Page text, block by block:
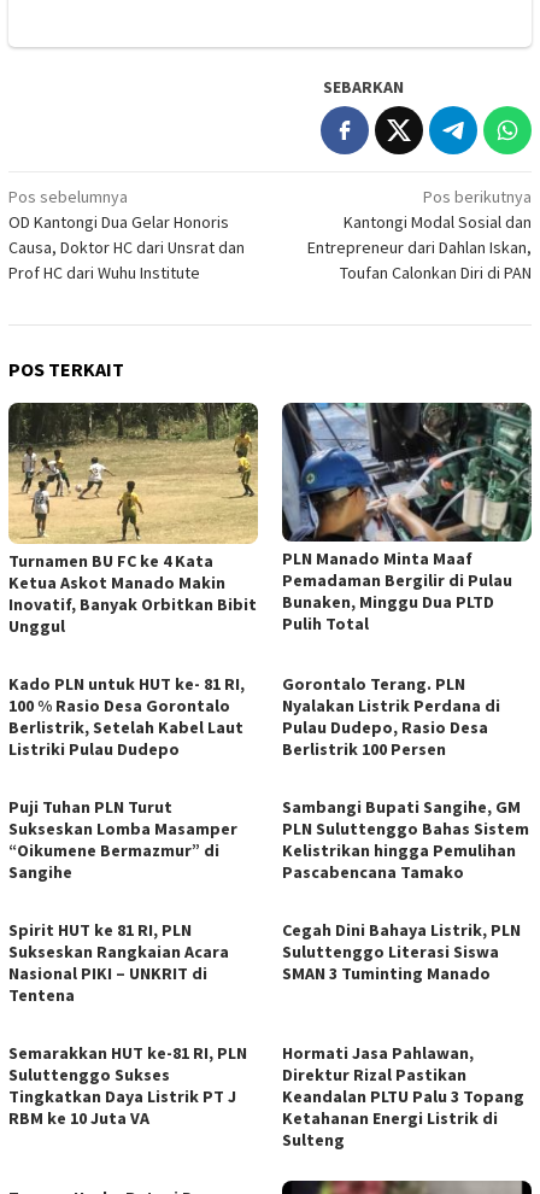
SEBARKAN
Navigasi
pos
Pos sebelumnya
OD Kantongi Dua Gelar Honoris
Causa, Doktor HC dari Unsrat dan
Prof HC dari Wuhu Institute
Pos berikutnya
Kantongi Modal Sosial dan
Entrepreneur dari Dahlan Iskan,
Toufan Calonkan Diri di PAN
POS TERKAIT
Turnamen BU FC ke 4 Kata
Ketua Askot Manado Makin
Inovatif, Banyak Orbitkan Bibit
Unggul
PLN Manado Minta Maaf
Pemadaman Bergilir di Pulau
Bunaken, Minggu Dua PLTD
Pulih Total
Kado PLN untuk HUT ke- 81 RI,
100 % Rasio Desa Gorontalo
Berlistrik, Setelah Kabel Laut
Listriki Pulau Dudepo
Gorontalo Terang. PLN
Nyalakan Listrik Perdana di
Pulau Dudepo, Rasio Desa
Berlistrik 100 Persen
Puji Tuhan PLN Turut
Sukseskan Lomba Masamper
“Oikumene Bermazmur” di
Sangihe
Sambangi Bupati Sangihe, GM
PLN Suluttenggo Bahas Sistem
Kelistrikan hingga Pemulihan
Pascabencana Tamako
Spirit HUT ke 81 RI, PLN
Sukseskan Rangkaian Acara
Nasional PIKI – UNKRIT di
Tentena
Cegah Dini Bahaya Listrik, PLN
Suluttenggo Literasi Siswa
SMAN 3 Tuminting Manado
Semarakkan HUT ke-81 RI, PLN
Suluttenggo Sukses
Tingkatkan Daya Listrik PT J
RBM ke 10 Juta VA
Hormati Jasa Pahlawan,
Direktur Rizal Pastikan
Keandalan PLTU Palu 3 Topang
Ketahanan Energi Listrik di
Sulteng